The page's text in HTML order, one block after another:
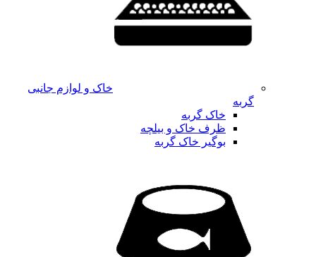
خاک و لوازم جانبی
گربه
خاک گربه
ظرف خاک و بیلچه
بوگیر خاک گربه